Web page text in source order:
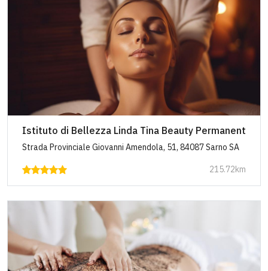
Istituto di Bellezza Linda Tina Beauty Permanent
Strada Provinciale Giovanni Amendola, 51, 84087 Sarno SA
215.72km